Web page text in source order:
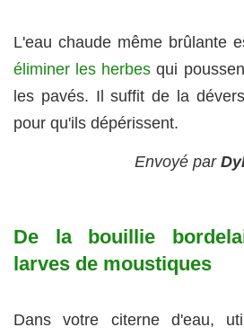
L'eau chaude même brûlante
éliminer les herbes qui
les pavés. Il suffit de la
pour qu'ils dépérissent.
Envoyé par
De la bouillie
larves de moustiques
Dans votre citerne d'eau,